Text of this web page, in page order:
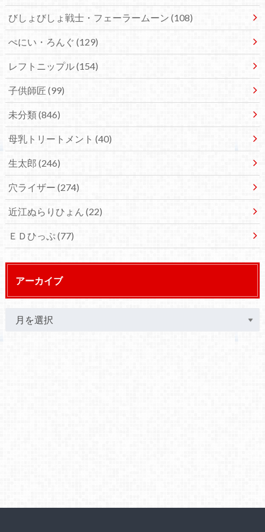
びしょびしょ戦士・フェーラームーン (108)
ぺにい・ろんぐ (129)
レフトニップル(154)
子供師匠 (99)
未分類(846)
母乳トリートメント (40)
生太郎 (246)
穴ライザー (274)
近江ぬらりひょん (22)
ＥＤひっぷ(77)
アーカイブ